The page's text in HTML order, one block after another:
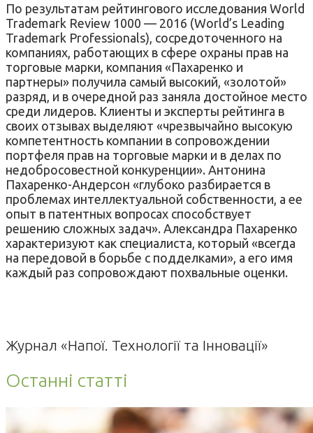
По результатам рейтингового исследования World
Trademark Review 1000 — 2016 (World’s Leading
Trademark Professionals), сосредоточенного на
компаниях, работающих в сфере охраны прав на
торговые марки, компания «Пахаренко и
партнеры» получила самый высокий, «золотой»
разряд, и в очередной раз заняла достойное место
среди лидеров. Клиенты и эксперты рейтинга в
своих отзывах выделяют «чрезвычайно высокую
компетентность компании в сопровождении
портфеля прав на торговые марки и в делах по
недобросовестной конкуренции». Антонина
Пахаренко-Андерсон «глубоко разбирается в
проблемах интеллектуальной собственности, а ее
опыт в патентных вопросах способствует
решению сложных задач». Александра Пахаренко
характеризуют как специалиста, который «всегда
на передовой в борьбе с подделками», а его имя
каждый раз сопровождают похвальные оценки.
Журнал «Напої. Технології та Інновації»
Останні статті